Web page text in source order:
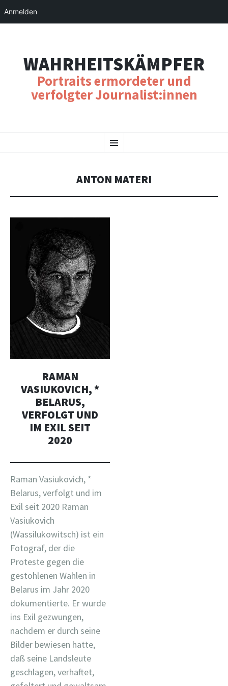
WAHRHEITSKÄMPFER
Portraits ermordeter und
verfolgter Journalist:innen
Menu
TO
ANTON MATERI
RAMAN
VASIUKOVICH, *
BELARUS,
VERFOLGT UND
IM EXIL SEIT
2020
Raman Vasiukovich, *
Belarus, verfolgt und im
Exil seit 2020 Raman
Vasiukovich
(Wassilukowitsch) ist ein
Fotograf, der die
Proteste gegen die
gestohlenen Wahlen in
Belarus im Jahr 2020
dokumentierte. Er wurde
ins Exil gezwungen,
nachdem er durch seine
Bilder bewiesen hatte,
daß seine Landsleute
geschlagen, verhaftet,
Anmelden